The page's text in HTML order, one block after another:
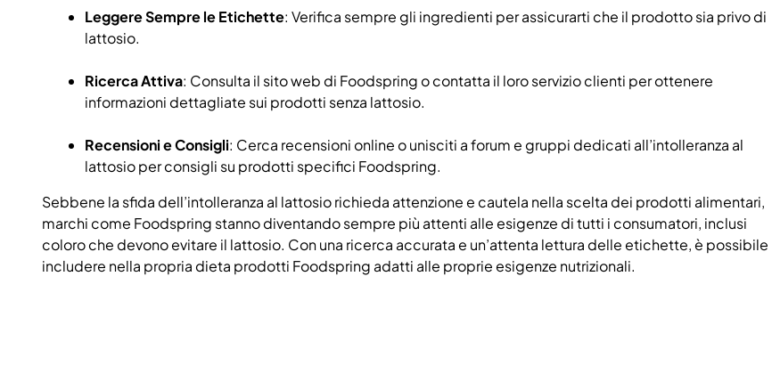
Leggere Sempre le Etichette: Verifica sempre gli ingredienti per assicurarti che il prodotto sia privo di
lattosio.
Ricerca Attiva: Consulta il sito web di Foodspring o contatta il loro servizio clienti per ottenere
informazioni dettagliate sui prodotti senza lattosio.
Recensioni e Consigli: Cerca recensioni online o unisciti a forum e gruppi dedicati all’intolleranza al
lattosio per consigli su prodotti specifici Foodspring.
Sebbene la sfida dell’intolleranza al lattosio richieda attenzione e cautela nella scelta dei prodotti alimentari,
marchi come Foodspring stanno diventando sempre più attenti alle esigenze di tutti i consumatori, inclusi
coloro che devono evitare il lattosio. Con una ricerca accurata e un’attenta lettura delle etichette, è possibile
includere nella propria dieta prodotti Foodspring adatti alle proprie esigenze nutrizionali.